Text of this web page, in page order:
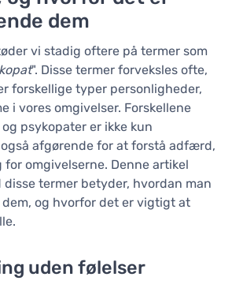
dem
vi stadig oftere på termer som
". Disse termer forveksles ofte,
forskellige typer personligheder,
i vores omgivelser. Forskellene
psykopater er ikke kun
afgørende for at forstå adfærd,
omgivelserne. Denne artikel
termer betyder, hvordan man
dem, og hvorfor det er vigtigt at
uden følelser